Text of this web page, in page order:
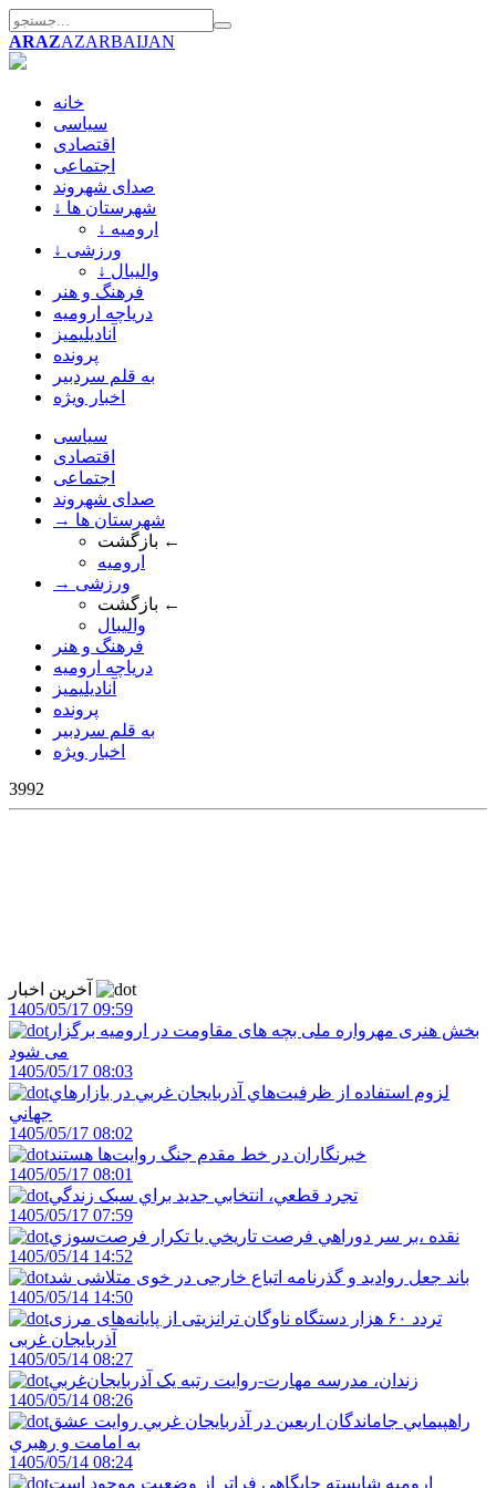
ARAZAZARBAIJAN
خانه
سیاسی
اقتصادی
اجتماعی
صدای شهروند
↓ شهرستان ها
↓ ارومیه
↓ ورزشی
↓ والیبال
فرهنگ و هنر
دریاچه ارومیه
آنادیلیمیز
پرونده
به قلم سردبیر
اخبار ویژه
سیاسی
اقتصادی
اجتماعی
صدای شهروند
→ شهرستان ها
بازگشت ←
ارومیه
→ ورزشی
بازگشت ←
والیبال
فرهنگ و هنر
دریاچه ارومیه
آنادیلیمیز
پرونده
به قلم سردبیر
اخبار ویژه
3992
1405/05/17 09:59
بخش هنری مهرواره ملی بچه های مقاومت در ارومیه برگزار
می شود
1405/05/17 08:03
لزوم استفاده از ظرفيت‌هاي آذربايجان غربي در بازارهاي
جهاني
1405/05/17 08:02
خبرنگاران در خط مقدم جنگ روايت‌ها هستند
1405/05/17 08:01
تجرد قطعي، انتخابي جديد براي سبک زندگي
1405/05/17 07:59
نقده ،بر سر دوراهي فرصت تاريخي يا تکرار فرصت‌سوزي
1405/05/14 14:52
باند جعل روادید و گذرنامه اتباع خارجی در خوی متلاشی شد
1405/05/14 14:50
تردد ۶۰ هزار دستگاه ناوگان ترانزیتی از پایانه‌های مرزی
آذربایجان ‌غربی
1405/05/14 08:27
زندان، مدرسه مهارت-روايت رتبه يک آذربايجان‌غربي
1405/05/14 08:26
راهپيمايي جاماندگان اربعين در آذربايجان غربي روايت عشق
به امامت و رهبري
1405/05/14 08:24
اروميه شايسته جايگاهي فراتر از وضعيت موجود است